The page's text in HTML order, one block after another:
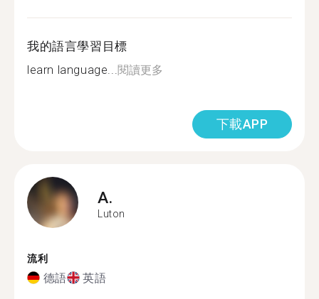
我的語言學習目標
learn language...閱讀更多
下載APP
A.
Luton
流利
德語 英語